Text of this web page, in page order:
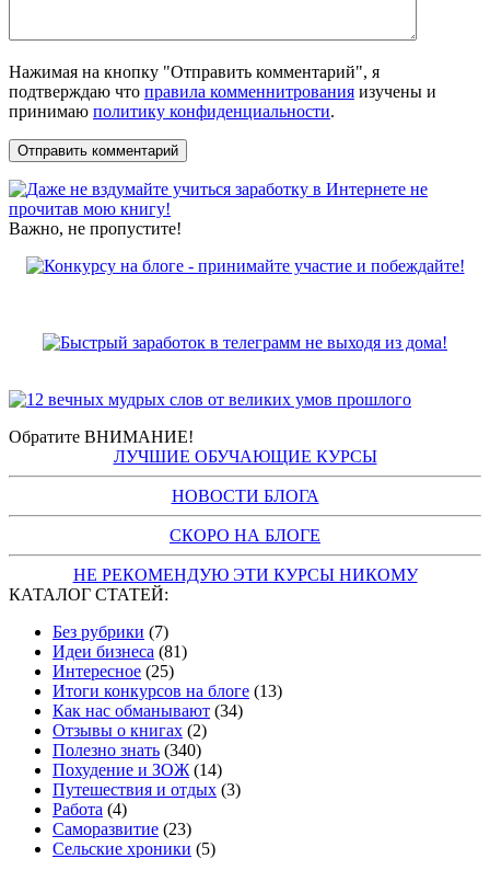
Нажимая на кнопку "Отправить комментарий", я
подтверждаю что правила комменнитрования изучены и
принимаю политику конфиденциальности.
Важно, не пропустите!
Обратите ВНИМАНИЕ!
ЛУЧШИЕ ОБУЧАЮЩИЕ КУРСЫ
НОВОСТИ БЛОГА
СКОРО НА БЛОГЕ
НЕ РЕКОМЕНДУЮ ЭТИ КУРСЫ НИКОМУ
КАТАЛОГ СТАТЕЙ:
Без рубрики (7)
Идеи бизнеса (81)
Интересное (25)
Итоги конкурсов на блоге (13)
Как нас обманывают (34)
Отзывы о книгах (2)
Полезно знать (340)
Похудение и ЗОЖ(14)
Путешествия и отдых (3)
Работа (4)
Саморазвитие (23)
Сельские хроники (5)